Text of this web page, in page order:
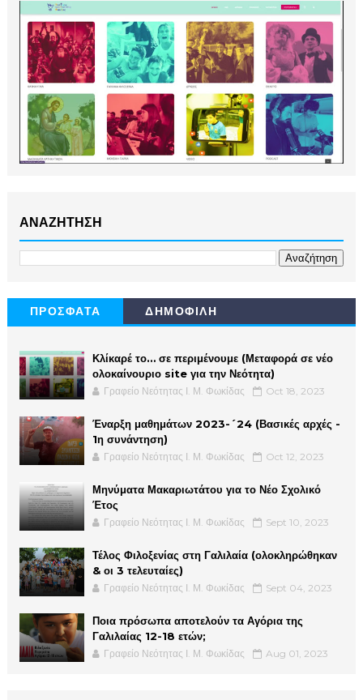
ΑΝΑΖΗΤΗΣΗ
ΠΡΟΣΦΑΤΑ ΔΗΜΟΦΙΛΗ
Κλίκαρέ το… σε περιμένουμε (Μεταφορά σε νέο
ολοκαίνουριο site για την Νεότητα)
Γραφείο Νεότητας Ι. Μ. Φωκίδας Oct 18, 2023
Έναρξη μαθημάτων 2023-´24 (Βασικές αρχές -
1η συνάντηση)
Γραφείο Νεότητας Ι. Μ. Φωκίδας Oct 12, 2023
Μηνύματα Μακαριωτάτου για το Νέο Σχολικό
Έτος
Γραφείο Νεότητας Ι. Μ. Φωκίδας Sept 10, 2023
Τέλος Φιλοξενίας στη Γαλιλαία (ολοκληρώθηκαν
& οι 3 τελευταίες)
Γραφείο Νεότητας Ι. Μ. Φωκίδας Sept 04, 2023
Ποια πρόσωπα αποτελούν τα Αγόρια της
Γαλιλαίας 12-18 ετών;
Γραφείο Νεότητας Ι. Μ. Φωκίδας Aug 01, 2023